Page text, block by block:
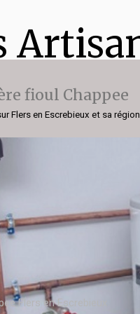
fioul Chappee
Flers en Escrebieux et sa région
Flers en Escrebieux